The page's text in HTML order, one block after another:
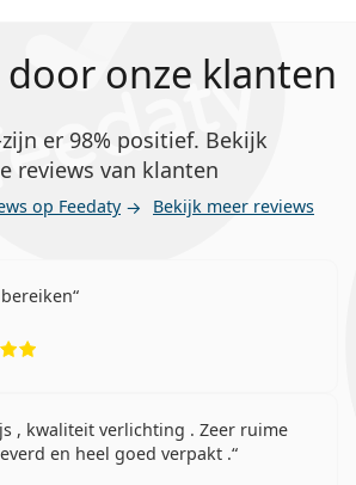
door onze klanten
er 98% positief. Bekijk
reviews van klanten
op Feedaty Bekijk meer reviews
, kwaliteit verlichting . Zeer ruime
en heel goed verpakt .